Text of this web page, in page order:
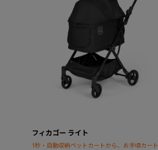
フィカゴー ライト
1秒・自動収納ペットカートから、お手頃カート